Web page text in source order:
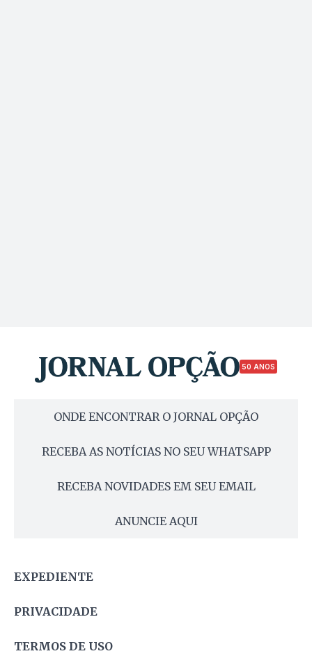
50 ANOS
ONDE ENCONTRAR O JORNAL OPÇÃO
RECEBA AS NOTÍCIAS NO SEU WHATSAPP
RECEBA NOVIDADES EM SEU EMAIL
ANUNCIE AQUI
EXPEDIENTE
PRIVACIDADE
TERMOS DE USO